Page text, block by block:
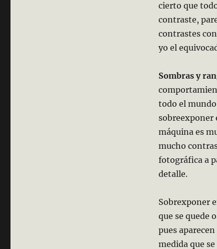
cierto que
contraste,
contrastes
yo el
Sombras y
todo el mundo
sobreexponer
máquina es
mucho
fotográfica a
detalle.
Sobrexponer
que se quede
pues
medida que